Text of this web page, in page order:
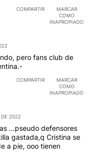
COMPARTIR
MARCAR
COMO
INAPROPIADO
pero fans club de
COMPARTIR
MARCAR
COMO
INAPROPIADO
DE 2022
...pseudo defensores
gastada,q Cristina se
a pie, ooo tienen